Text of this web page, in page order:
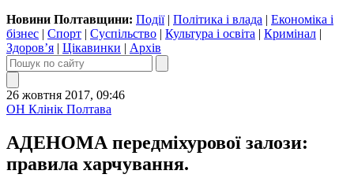
Новини Полтавщини: Події| Політика і влада | Економіка і
бізнес | Спорт | Суспільство | Культура і освіта | Кримінал |
Здоров’я | Цікавинки | Архів
26 жовтня 2017, 09:46
ОН Клінік Полтава
АДЕНОМА передміхурової залози:
правила харчування.